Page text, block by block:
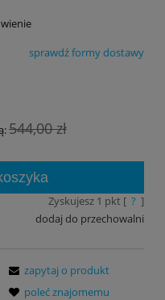
płatności
sprawdź formy dostawy
544,00 zł
Zyskujesz 1 pkt [ ? ]
dodaj do przechowalni
zapytaj o produkt
poleć znajomemu